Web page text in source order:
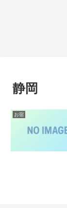
静岡
お宿